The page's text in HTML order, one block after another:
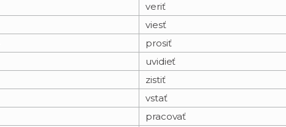
veriť
viesť
prosiť
uvidieť
zistiť
vstať
pracovať